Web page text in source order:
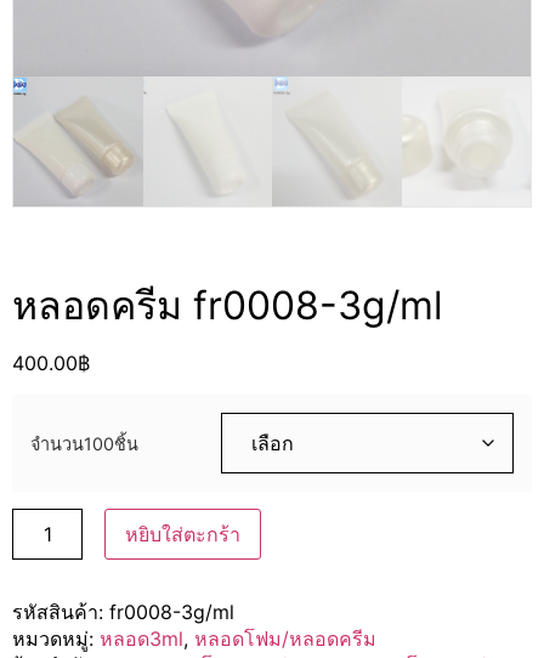
หลอดครีม fr0008-3g/ml
400.00฿
จำนวน100ชิ้น
หยิบใส่ตะกร้า
รหัสสินค้า: fr0008-3g/ml
หมวดหมู่: หลอด3ml, หลอดโฟม/หลอดครีม